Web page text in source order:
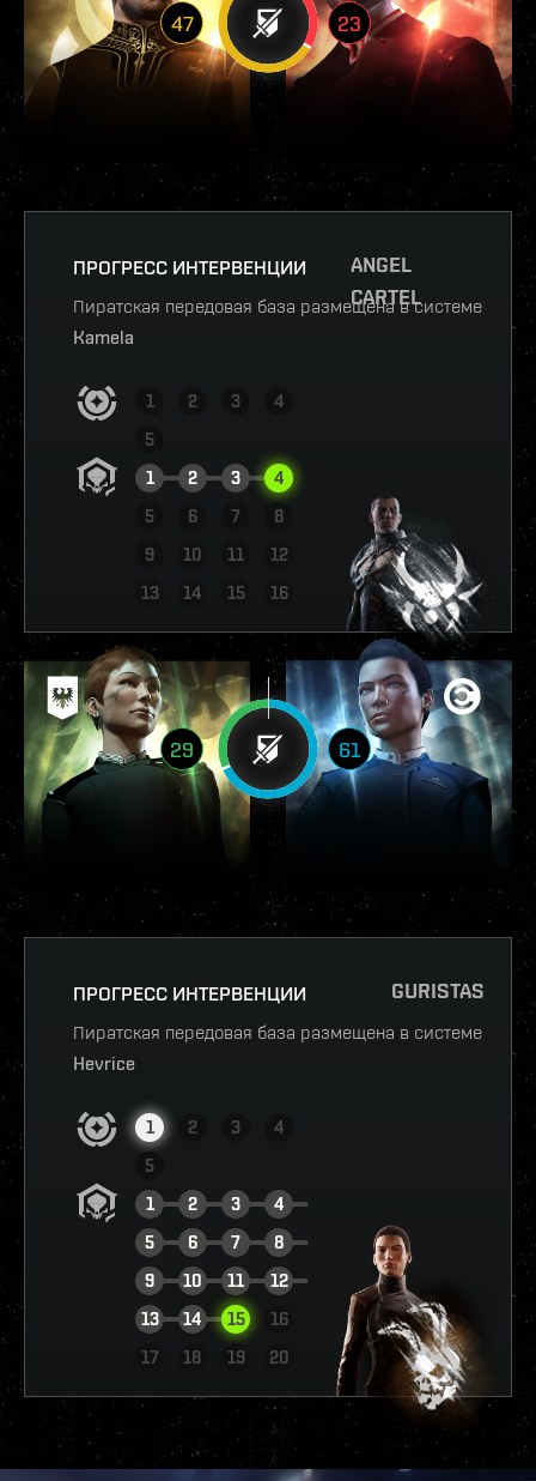
47 23
ПРОГРЕСС ИНТЕРВЕНЦИИ
Пиратская передовая база размещена в системе
Kamela
1 2 3
4
5
1
2 3
4
5
6 7
8
9
10 11
12
13
14 15 16
ПОСМОТРЕТЬ ОТЧЁТ
ANGEL
CARTEL
29 61
ПРОГРЕСС ИНТЕРВЕНЦИИ
Пиратская передовая база размещена в системе
Hevrice
1 2 3
4
5
1
2 3
4
5
6 7
8
9
10 11
12
13
14 15
16
17
18 19 20
ПОСМОТРЕТЬ ОТЧЁТ
GURISTAS